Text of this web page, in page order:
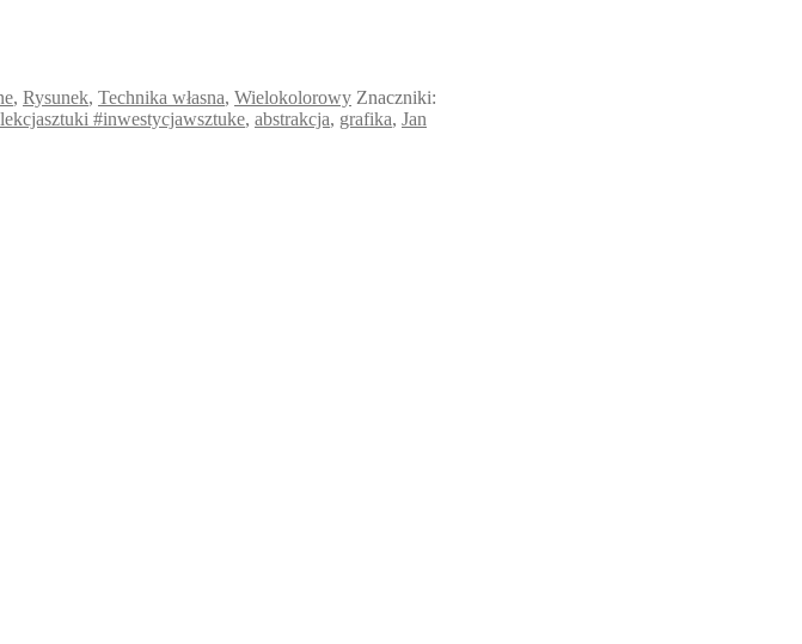
, Rysunek, Technika własna, Wielokolorowy Znaczniki:
#inwestycjawsztuke, abstrakcja, grafika, Jan